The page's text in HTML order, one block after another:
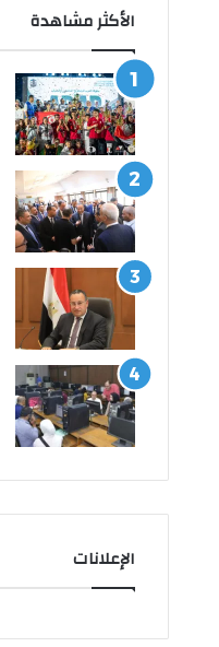
الأكثر مشاهدة
الإعلانات